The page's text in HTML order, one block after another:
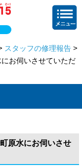
スタッフの修理報告 >
お伺いさせていただ
原水にお伺いさせ